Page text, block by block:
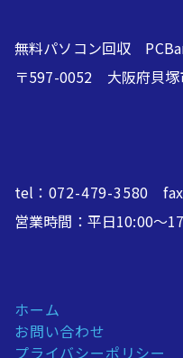
無料パソコン回収
〒597-0052 大阪府
tel： 072-479-3580
営業時間：平日10:00～
ホーム
お問い合わせ
プライバシーポリシー